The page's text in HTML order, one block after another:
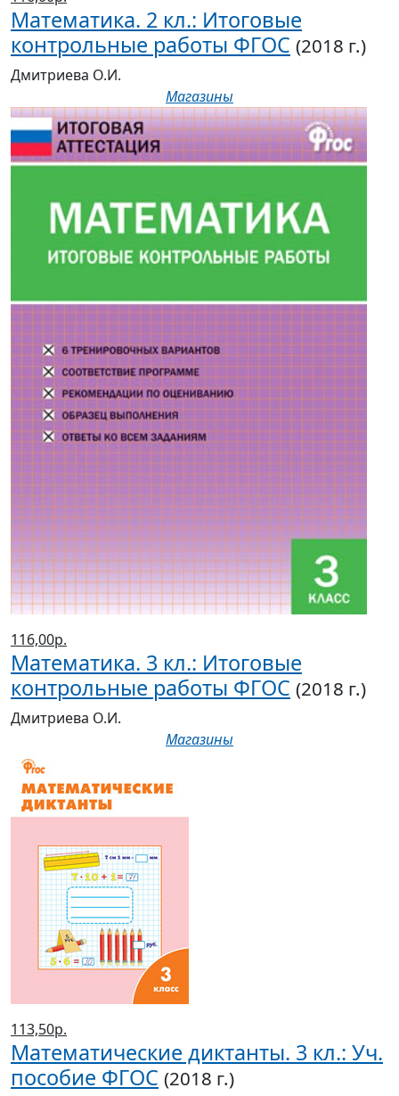
116,00р.
Математика. 3 кл.: Итоговые
контрольные работы ФГОС
(2018 г.)
Дмитриева О.И.
Магазины
113,50р.
Математические диктанты. 3 кл.: Уч.
пособие ФГОС (2018 г.)
сост. Дмитриева О.И.
Магазины